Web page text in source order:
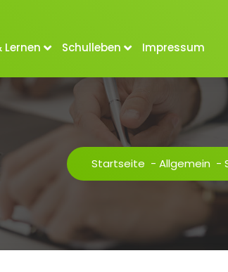
Lernen Schulleben Impressum
Startseite - Allgemein -